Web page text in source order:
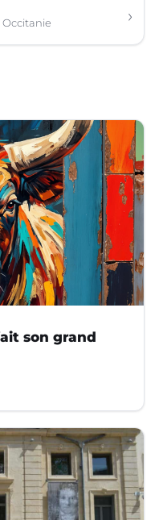
›
son grand